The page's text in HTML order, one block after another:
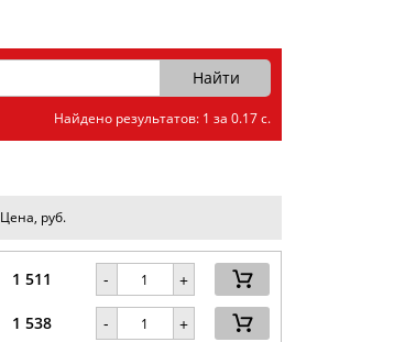
Найдено результатов: 1 за 0.17 с.
Цена, руб.
1 511 - +
1 538 - +